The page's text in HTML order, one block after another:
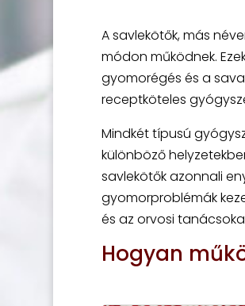
A savlekötők, más
módon működnek.
gyomorégés és a
receptköteles
Mindkét típusú
különböző
savlekötők azonnali
gyomorproblémák
és az orvosi
Hogyan